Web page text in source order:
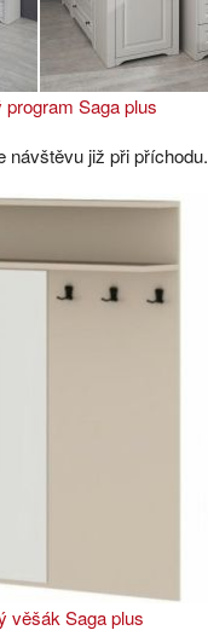
program Saga plus
návštěvu již při příchodu.
věšák Saga plus